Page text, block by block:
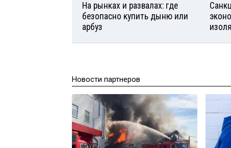
На рынках и развалах: где
безопасно купить дыню или
арбуз
Новости партнеров